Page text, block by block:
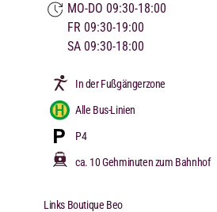
MO-DO 09:30-18:00
FR 09:30-19:00
SA 09:30-18:00
In der Fußgängerzone
Alle Bus-Linien
P4
ca. 10 Gehminuten zum Bahnhof
Links Boutique Beo